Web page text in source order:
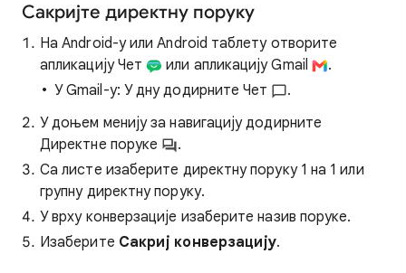
Сакријте директну поруку
На Android-у или Android таблету отворите
апликацију Чет
или апликацију Gmail
.
У Gmail-у: У дну додирните Чет
.
У доњем менију за навигацију додирните
Директне поруке
.
Са листе изаберите директну поруку 1 на 1 или
групну директну поруку.
У врху конверзације изаберите назив поруке.
Изаберите Сакриј конверзацију.